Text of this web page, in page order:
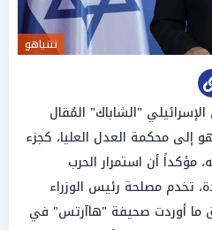
نتنياهو
"الشاباك" المُقال
إلى محكمة العدل العليا، كجزء
مؤكداً أن استمرار الحرب
تخدم مصلحة رئيس الوزراء
ما أوردت صحيفة "هاآرتس" في